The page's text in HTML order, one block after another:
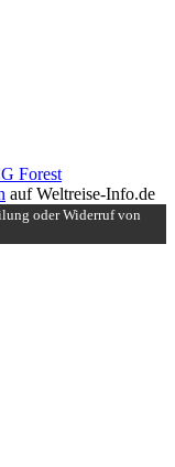
Forest
auf Weltreise-Info.de
oder Widerruf von